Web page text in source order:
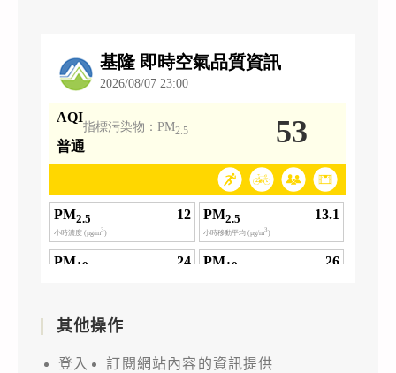
其他操作
登入
訂閱網站內容的資訊提供